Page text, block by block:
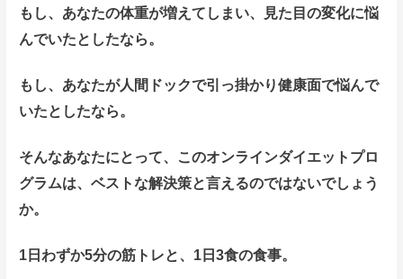
もし、あなたの体重が増えてしまい、見た目の変化に悩
んでいたとしたなら。
もし、あなたが人間ドックで引っ掛かり健康面で悩んで
いたとしたなら。
そんなあなたにとって、このオンラインダイエットプロ
グラムは、ベス トな解決策と言えるのではないでしょう
か。
1 日わずか5分の筋トレと、 1 日3食の食事。